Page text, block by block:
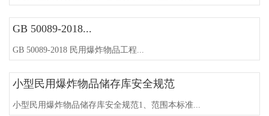
GB 50089-2018...
GB 50089-2018 民用爆炸物品工程...
小型民用爆炸物品储存库安全规范
小型民用爆炸物品储存库安全规范1、范围本标准...